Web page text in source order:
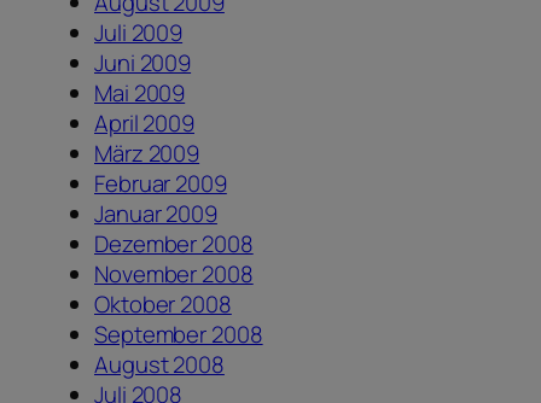
Juli 2009
Juni 2009
Mai 2009
April 2009
März 2009
Februar 2009
Januar 2009
Dezember 2008
November 2008
Oktober 2008
September 2008
August 2008
Juli 2008